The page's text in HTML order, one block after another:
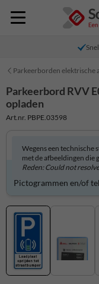
Parkeerborden elektrische
Parkeerbord RVV
opladen
Art.nr. PBPE.03598
Wegens een technische
met de afbeeldingen die
Reden: Could not
Parkeerbord zelf
Pictogrammen en/of